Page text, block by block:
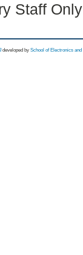
Staff
developed by School of Electronics